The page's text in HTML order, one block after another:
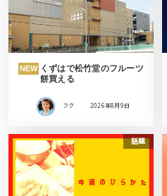
NEW くずはで松竹堂のフルーツ
餅買える
フク 2026年8月9日
話題